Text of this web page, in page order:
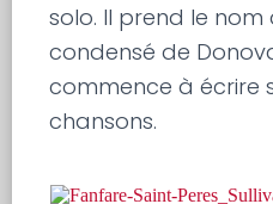
solo. Il prend le nom
condensé de
commence à écrire
chansons.